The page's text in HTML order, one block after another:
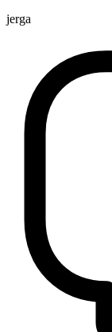
jerga